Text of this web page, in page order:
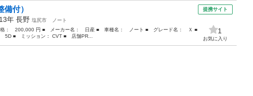
付）
年 長野 塩尻市
ノート
： 200,000 円 ■ メーカー名： 日産 ■ 車種名： ノート ■ グレード名： Ｘ ■
■ ミッション： CVT ■ 店舗PR...
提携サイト
1
お気に入り